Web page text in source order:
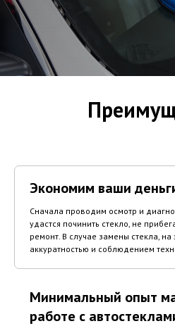
Экономим ваши
Сначала проводим осмотр и
удастся починить стекло, не
ремонт. В случае замены стекла, на
аккуратностью и соблюдением
Минимальный опыт
работе с